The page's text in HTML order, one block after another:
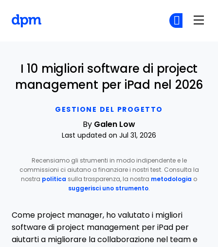
GESTIONE DEL PROGETTO
I 10 migliori software di project
management per iPad nel 2026
By Galen Low
Last updated on Jul 31, 2026
Recensiamo gli strumenti in modo indipendente e le
commissioni ci aiutano a finanziare i nostri test. Consulta la
nostra politica sulla trasparenza, la nostra metodologia o
suggerisci uno strumento.
Come project manager, ho valutato i migliori
software di project management per iPad per
aiutarti a migliorare la collaborazione nel team e